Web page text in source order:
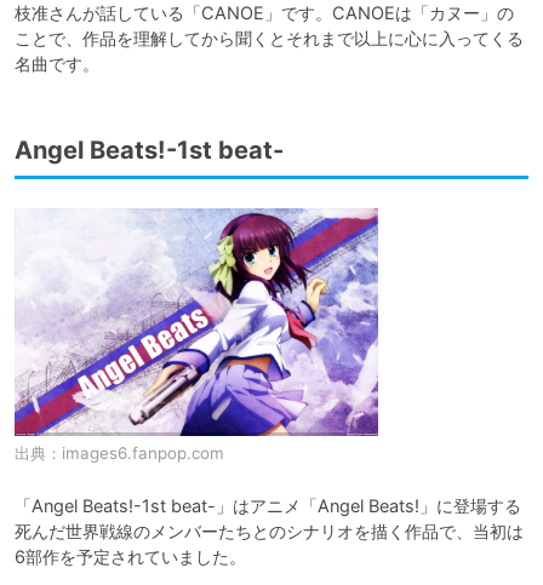
枝准さんが話している「CANOE」です。CANOEは「カヌー」の
ことで、作品を理解してから聞くとそれまで以上に心に入ってくる
名曲です。
Angel Beats!-1st beat-
出典： images6.fanpop.com
「Angel Beats!-1st beat-」はアニメ「Angel Beats!」に登場する
死んだ世界戦線のメンバーたちとのシナリオを描く作品で、当初は
6部作を予定されていました。